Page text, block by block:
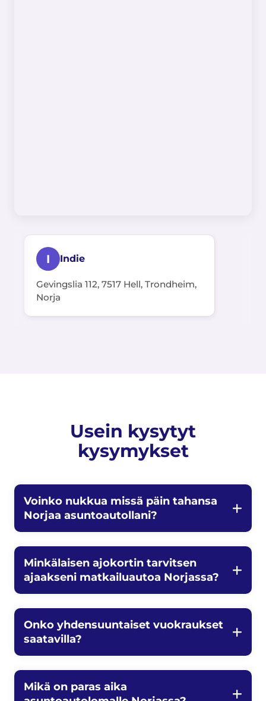
I Indie
Gevingslia 112, 7517 Hell, Trondheim,
Norja
Usein kysytyt
kysymykset
Voinko nukkua missä päin tahansa
Norjaa asuntoautollani?
Minkälaisen ajokortin tarvitsen
ajaakseni matkailuautoa Norjassa?
Onko yhdensuuntaiset vuokraukset
saatavilla?
Mikä on paras aika